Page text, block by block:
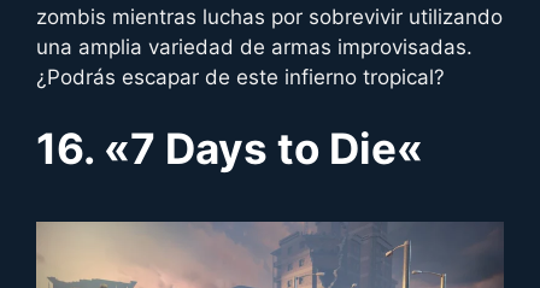
zombis mientras luchas por sobrevivir utilizando
una amplia variedad de armas improvisadas.
¿Podrás escapar de este infierno tropical?
16. «7 Days to Die«